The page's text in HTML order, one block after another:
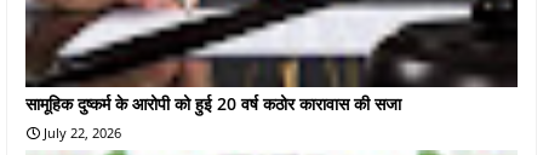
सामूहिक दुष्कर्म के आरोपी को हुई 20 वर्ष कठोर कारावास की सजा
July 22, 2026